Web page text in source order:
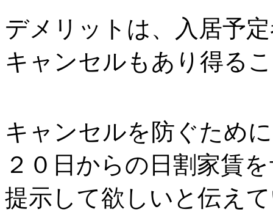
デメリットは、入居予
キャンセルもあり得る
キャンセルを防ぐため
２０日からの日割家賃
提示して欲しいと伝え